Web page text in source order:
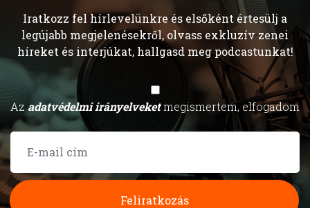
Iratkozz fel hírlevelünkre és elsőként értesülj a
legújabb megjelenésekről, olvass exkluzív zenei
híreket és interjúkat, hallgasd meg podcastunkat!
Azadatvédelmi irányelveketmegismertem, elfogadom
Feliratkozás